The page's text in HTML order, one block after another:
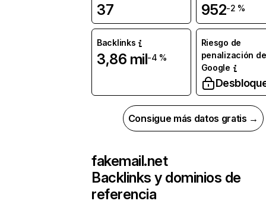
37 952-2 %
Backlinks
3,86 mil-4 %
Riesgo de
penalización de
Google
Consigue más datos gratis →
fakemail.net
Backlinks y dominios de
referencia